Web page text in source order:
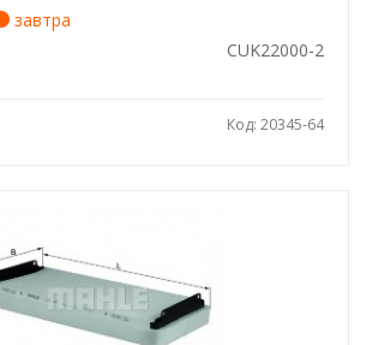
завтра
CUK22000-2
Код: 20345-64